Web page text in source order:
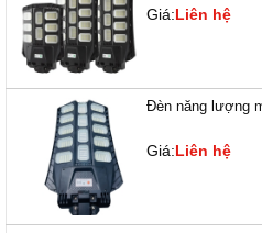
Giá:Liên hệ
Đèn năng lượng
Giá:Liên hệ